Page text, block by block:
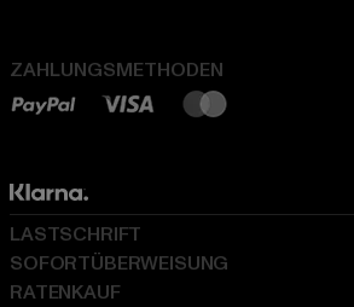
ZAHLUNGSMETHODEN
LASTSCHRIFT
SOFORTÜBERWEISUNG
RATENKAUF